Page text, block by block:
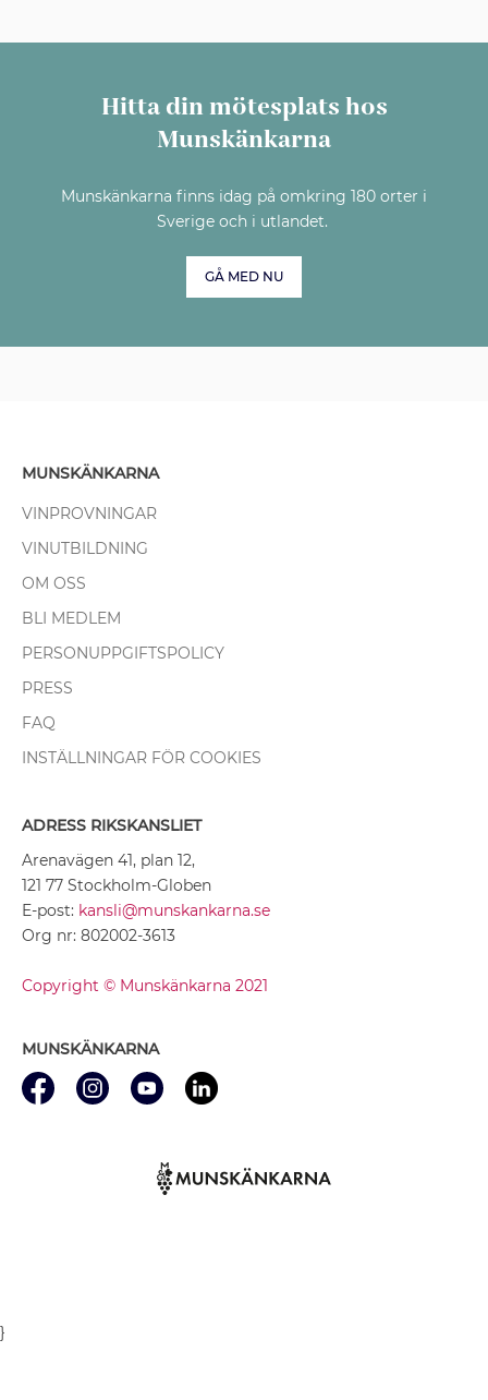
Hitta din mötesplats hos
Munskänkarna
Munskänkarna finns idag på omkring 180 orter i
Sverige och i utlandet.
GÅ MED NU
MUNSKÄNKARNA
VINPROVNINGAR
VINUTBILDNING
OM OSS
BLI MEDLEM
PERSONUPPGIFTSPOLICY
PRESS
FAQ
INSTÄLLNINGAR FÖR COOKIES
ADRESS RIKSKANSLIET
Arenavägen 41, plan 12,
121 77 Stockholm-Globen
E-post: kansli@munskankarna.se
Org nr: 802002-3613
Copyright © Munskänkarna 2021
MUNSKÄNKARNA
}